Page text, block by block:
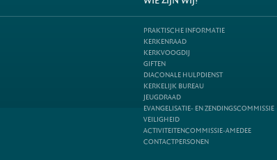
PRAKTISCHE INFORMATIE
KERKENRAAD
KERKVOOGDIJ
GIFTEN
DIACONALE HULPDIENST
KERKELIJK BUREAU
JEUGDRAAD
EVANGELISATIE- EN ZENDINGSCOMMISSIE
VEILIGHEID
ACTIVITEITENCOMMISSIE-AMEDEE
CONTACTPERSONEN